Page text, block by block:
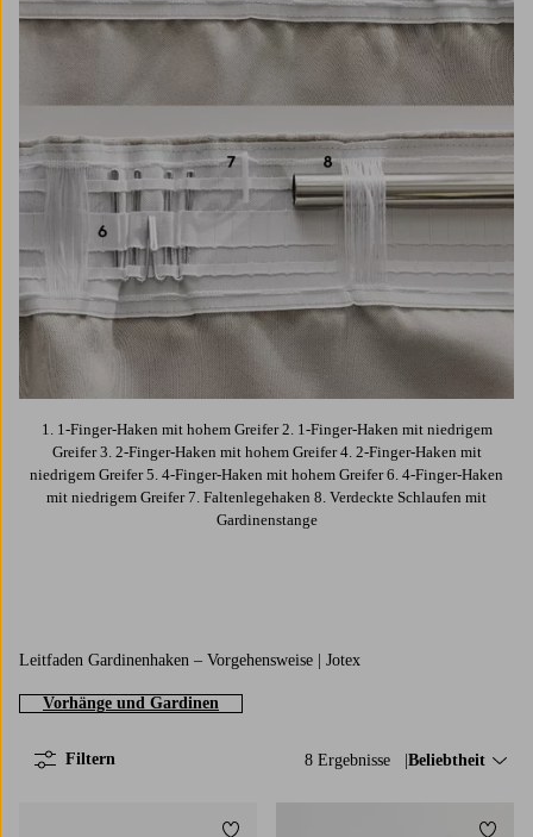
1. 1-Finger-Haken mit hohem Greifer 2. 1-Finger-Haken mit niedrigem
Greifer 3. 2-Finger-Haken mit hohem Greifer 4. 2-Finger-Haken mit
niedrigem Greifer 5. 4-Finger-Haken mit hohem Greifer 6. 4-Finger-Haken
mit niedrigem Greifer 7. Faltenlegehaken 8. Verdeckte Schlaufen mit
Gardinenstange
Leitfaden Gardinenhaken – Vorgehensweise | Jotex
Vorhänge und Gardinen
8 Ergebnisse Sortieren nach:
Beliebtheit
Filtern